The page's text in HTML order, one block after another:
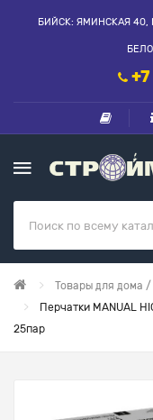
БИЙСК: ЯМИНСКАЯ 40,
Товары для дома /
Перчатки MANUAL
25пар